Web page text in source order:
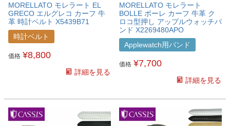
MORELLATO モレラート EL
GRECO エルグレコ カーフ 牛
革 時計ベルト X5439B71
時計ベルト
価格 ¥8,800
詳細を見る
MORELLATO モレラート
BOLLE ボーレ カーフ 牛革 ク
ロコ型押し アップルウォッチバ
ンド X2269480APO
Applewatch用バンド
価格 ¥7,700
詳細を見る